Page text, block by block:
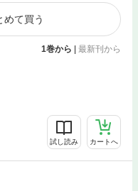
めて買う
1巻から | 最新刊から
試し読み カートへ